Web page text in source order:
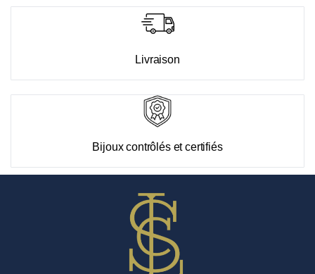
Livraison
Bijoux contrôlés et certifiés